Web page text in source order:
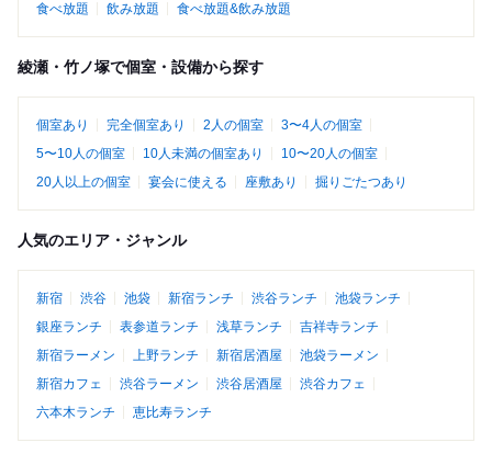
食べ放題
飲み放題 食べ放題&飲み放題
綾瀬・竹ノ塚で個室・設備から探す
個室あり 完全個室あり 2人の個室
3〜4人の個室
5〜10人の個室
10人未満の個室あり
10〜20人の個室
20人以上の個室
宴会に使える 座敷あり 掘りごたつあり
人気のエリア・ジャンル
新宿 渋谷 池袋 新宿ランチ 渋谷ランチ
池袋ランチ
銀座ランチ
表参道ランチ 浅草ランチ
吉祥寺ランチ
新宿ラーメン
上野ランチ 新宿居酒屋
池袋ラーメン
新宿カフェ
渋谷ラーメン 渋谷居酒屋
渋谷カフェ
六本木ランチ
恵比寿ランチ